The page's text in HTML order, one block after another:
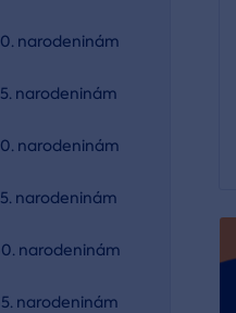
narodeninám
narodeninám
narodeninám
narodeninám
narodeninám
narodeninám